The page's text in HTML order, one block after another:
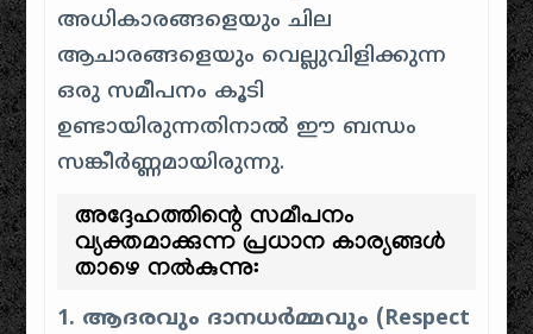
അധികാരങ്ങളെയും ചില
ആചാരങ്ങളെയും വെല്ലുവിളിക്കുന്ന
ഒരു സമീപനം കൂടി
ഉണ്ടായിരുന്നതിനാൽ ഈ ബന്ധം
സങ്കീർണ്ണമായിരുന്നു.
അദ്ദേഹത്തിന്റെ സമീപനം
വ്യക്തമാക്കുന്ന പ്രധാന കാര്യങ്ങൾ
താഴെ നൽകുന്നു:
1. ആദരവും ദാനധർമ്മവും (Respect